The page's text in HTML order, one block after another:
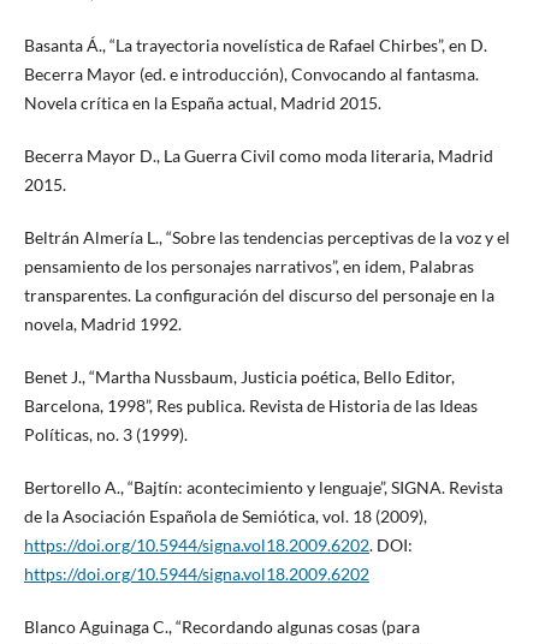
Basanta Á., “La trayectoria novelística de Rafael Chirbes”, en D.
Becerra Mayor (ed. e introducción), Convocando al fantasma.
Novela crítica en la España actual, Madrid 2015.
Becerra Mayor D., La Guerra Civil como moda literaria, Madrid
2015.
Beltrán Almería L., “Sobre las tendencias perceptivas de la voz y el
pensamiento de los personajes narrativos”, en idem, Palabras
transparentes. La configuración del discurso del personaje en la
novela, Madrid 1992.
Benet J., “Martha Nussbaum, Justicia poética, Bello Editor,
Barcelona, 1998”, Res publica. Revista de Historia de las Ideas
Políticas, no. 3 (1999).
Bertorello A., “Bajtín: acontecimiento y lenguaje”, SIGNA. Revista
de la Asociación Española de Semiótica, vol. 18 (2009),
https://doi.org/10.5944/signa.vol18.2009.6202. DOI:
https://doi.org/10.5944/signa.vol18.2009.6202
Blanco Aguinaga C., “Recordando algunas cosas (para